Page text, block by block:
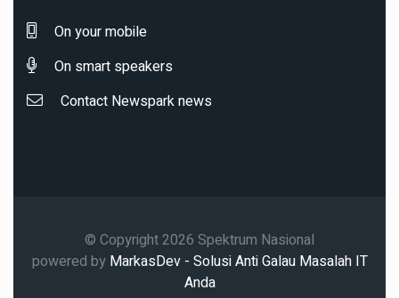
On your mobile
On smart speakers
Contact Newspark news
© Copyright 2026 Spektrum Nasional
powered by MarkasDev - Solusi Anti Galau Masalah IT
Anda